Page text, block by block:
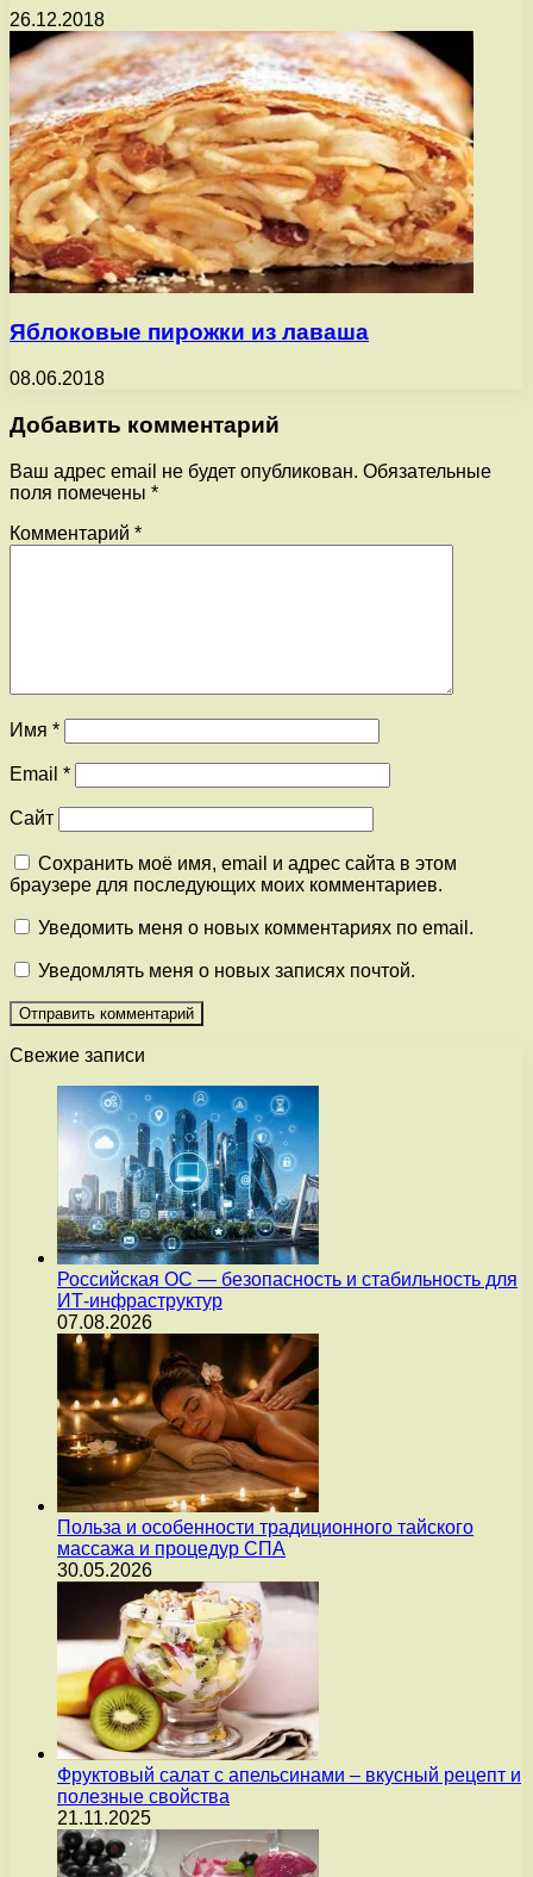
26.12.2018
Яблоковые пирожки из лаваша
08.06.2018
Добавить комментарий
Ваш адрес email не будет опубликован. Обязательные
поля помечены *
Комментарий *
Имя *
Email *
Сайт
Сохранить моё имя, email и адрес сайта в этом
браузере для последующих моих комментариев.
Уведомить меня о новых комментариях по email.
Уведомлять меня о новых записях почтой.
Свежие записи
Российская ОС — безопасность и стабильность для
ИТ-инфраструктур
07.08.2026
Польза и особенности традиционного тайского
массажа и процедур СПА
30.05.2026
Фруктовый салат с апельсинами – вкусный рецепт и
полезные свойства
21.11.2025